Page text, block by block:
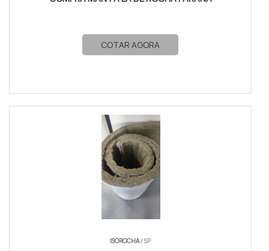
COTAR AGORA
ISOROCHA/ SP